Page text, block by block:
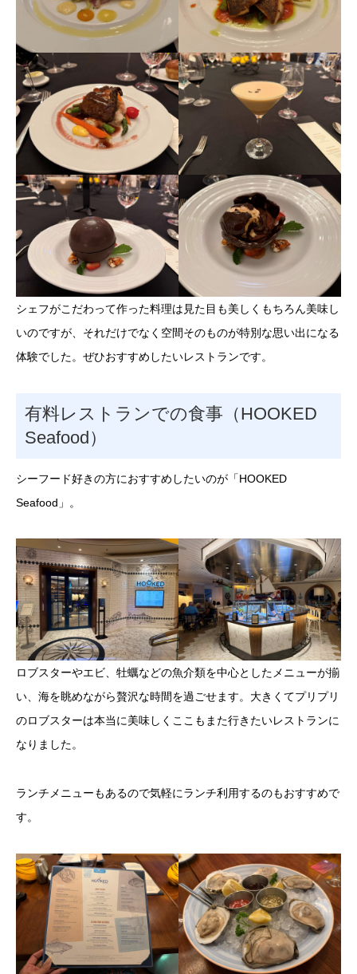
シェフがこだわって作った料理は見た目も美しくもちろん美味し
いのですが、それだけでなく空間そのものが特別な思い出になる
体験でした。ぜひおすすめしたいレストランです。
有料レストランでの食事（HOOKED
Seafood）
シーフード好きの方におすすめしたいのが「HOOKED
Seafood」。
ロブスターやエビ、牡蠣などの魚介類を中心としたメニューが揃
い、海を眺めながら贅沢な時間を過ごせます。大きくてプリプリ
のロブスターは本当に美味しくここもまた行きたいレストランに
なりました。
ランチメニューもあるので気軽にランチ利用するのもおすすめで
す。